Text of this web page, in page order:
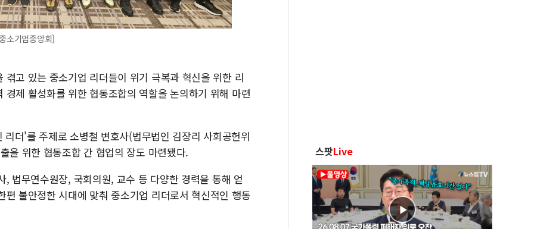
소기업중앙회]
고 있는 중소기업 리더들이 위기 극복과 혁신을 위한 리
제 활성화를 위한 협동조합의 역할을 논의하기 위해 마련
더'를 주제로 소병철 변호사(법무법인 김장리 사회공헌위
을 위한 협동조합 간 협업의 장도 마련됐다.
법무연수원장, 국회의원, 교수 등 다양한 경력을 통해 얻
불안정한 시대에 맞춰 중소기업 리더로서 혁신적인 행동
스팟Live